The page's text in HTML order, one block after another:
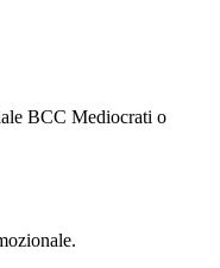
BCC Mediocrati o